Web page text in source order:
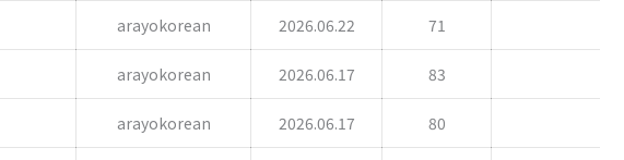
arayokorean 2026.06.22 71
arayokorean 2026.06.17 83
arayokorean 2026.06.17 80